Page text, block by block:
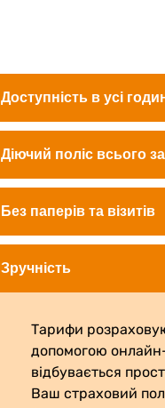
Доступність в усі
Діючий поліс всього
Без паперів та візитів
Зручність
Тарифи
допомогою
відбувається
Ваш страховий